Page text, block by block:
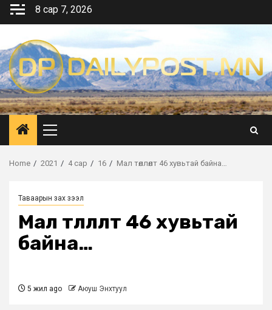
Skip
8 сар 7, 2026
Primary
Menu
Home 2021 4 сар 16 Мал төллөлт 46 хувьтай байна…
Таваарын зах зээл
Мал төллөлт 46 хувьтай
байна…
5 жил ago Аюуш Энхтуул